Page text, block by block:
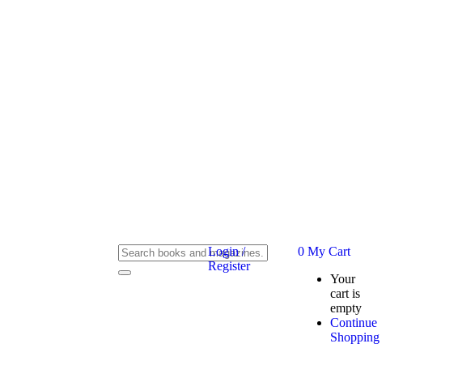
Login /
Register
0 My Cart
Your
cart is
empty
Continue
Shopping